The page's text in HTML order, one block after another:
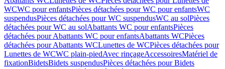
WCWC pour enfantsPièces détachées pour WC pour enfantsWC
suspendusPièces détachées pour WC suspendusWC au solPièces
détachées pour WC au solAbattants WC pour enfantsPièces
détachées pour Abattants WC pour enfantsAbattants WCPièces
détachées pour Abattants WCLunettes de WCPièces détachées pour
Lunettes de WCWC plain-piedAvec rinçageAccessoiresMatériel de
fixationBidetsBidets suspendusPièces détachées pour Bidets